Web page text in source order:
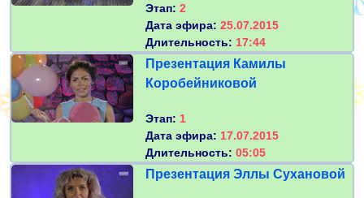
Этап: 2
Дата эфира: 25.07.2015
Длительность: 17:44
Презентация Камилы
Коробейниковой
Этап: 1
Дата эфира: 17.07.2015
Длительность: 05:05
Презентация Эллы Сухановой